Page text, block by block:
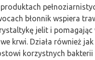
błonnik wspiera
jelit i pomagając
krwi. Działa również
korzystnych bakterii